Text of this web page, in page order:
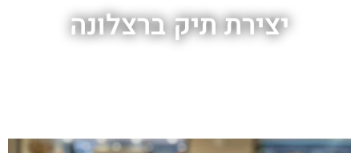
יצירת תיק ברצלונה